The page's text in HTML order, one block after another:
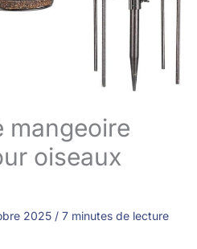
mangeoire
oiseaux
2025 / 7 minutes de lecture